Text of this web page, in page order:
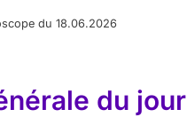
du 18.06.2026
du jour